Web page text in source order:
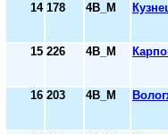
14 178 4В_М
15 226 4В_М
16 203 4В_М